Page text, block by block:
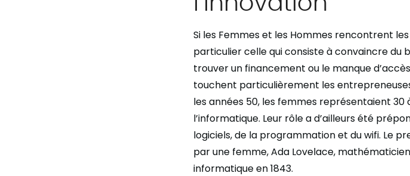
Si les Femmes et les Hommes rencontrent
particulier celle qui consiste à convaincre du
trouver un financement ou le manque
touchent particulièrement les
les années 50, les femmes représentaient
l’informatique. Leur rôle a d’ailleurs été
logiciels, de la programmation et du wifi. Le
par une femme, Ada Lovelace,
informatique en 1843.